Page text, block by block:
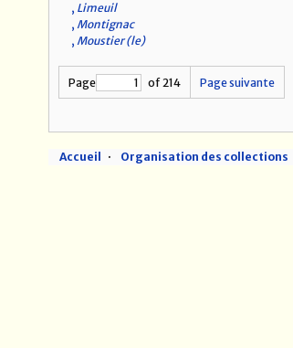
, Limeuil
, Montignac
, Moustier (le)
Page of 214 Page suivante
Accueil Organisation des collections